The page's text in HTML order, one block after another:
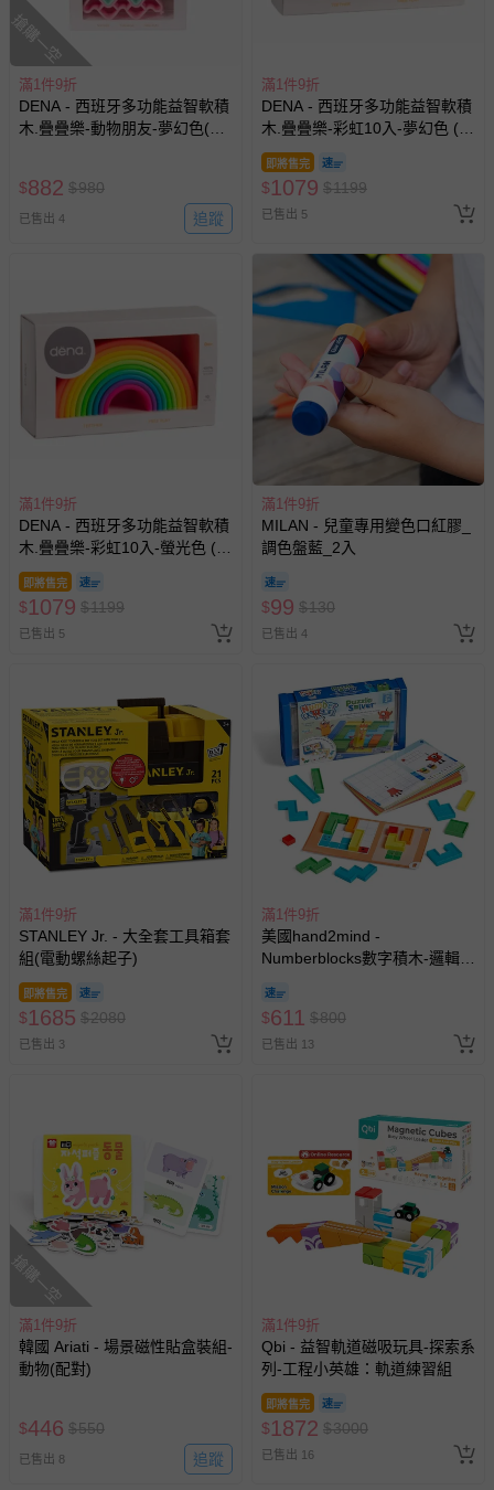
搶購一空
滿1件9折
DENA - 西班牙多功能益智軟積
木.疊疊樂-動物朋友-夢幻色(有
$882 $980
已售出 4 追蹤
滿1件9折
DENA - 西班牙多功能益智軟積
木.疊疊樂-彩虹10入-夢幻色 (有
3色可選)
即將售完
$1079 $1199
已售出 5
滿1件9折
DENA - 西班牙多功能益智軟積
木.疊疊樂-彩虹10入-螢光色 (有
3色可選)
即將售完
$1079 $1199
已售出 5
滿1件9折
MILAN - 兒童專用變色口紅膠_
調色盤藍_2入
$99 $130
已售出 4
滿1件9折
STANLEY Jr. - 大全套工具箱套
組(電動螺絲起子)
即將售完
$1685 $2080
已售出 3
滿1件9折
美國hand2mind -
Numberblocks數字積木-邏輯拼
$611 $800
已售出 13
搶購一空
滿1件9折
韓國 Ariati - 場景磁性貼盒裝組-
動物(配對)
$446 $550
已售出 8 追蹤
滿1件9折
Qbi - 益智軌道磁吸玩具-探索系
列-工程小英雄：軌道練習組
即將售完
$1872 $3000
已售出 16